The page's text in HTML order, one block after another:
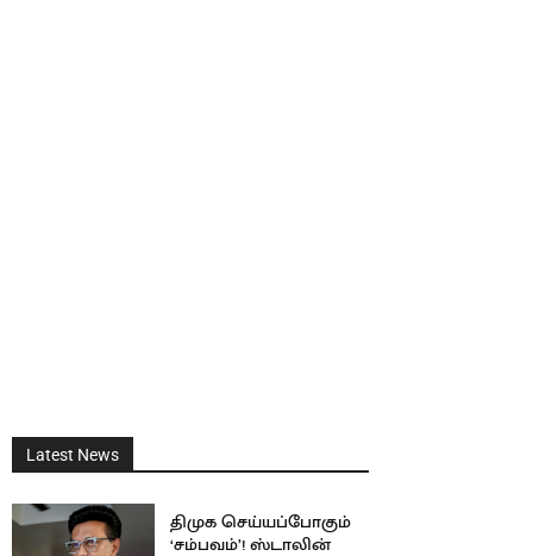
Latest News
திமுக செய்யப்போகும்
‘சம்பவம்’! ஸ்டாலின்